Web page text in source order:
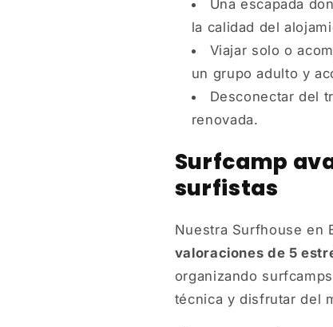
Una escapada
la calidad del
Viajar solo o
un grupo adulto y
Desconectar del
renovada.
Surfcamp
surfistas
Nuestra Surfhouse en
valoraciones de 5
organizando
técnica y disfrutar del